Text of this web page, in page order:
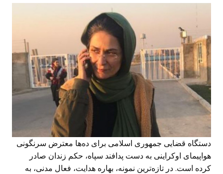
دستگاه قضایی جمهوری اسلامی برای ده‌ها معترض سرنگونی
هواپیمای اوکراینی به دست پدافند سپاه، حکم زندان صادر
کرده است. در تازه‌ترین نمونه، بهاره هدایت، فعال مدنی، به